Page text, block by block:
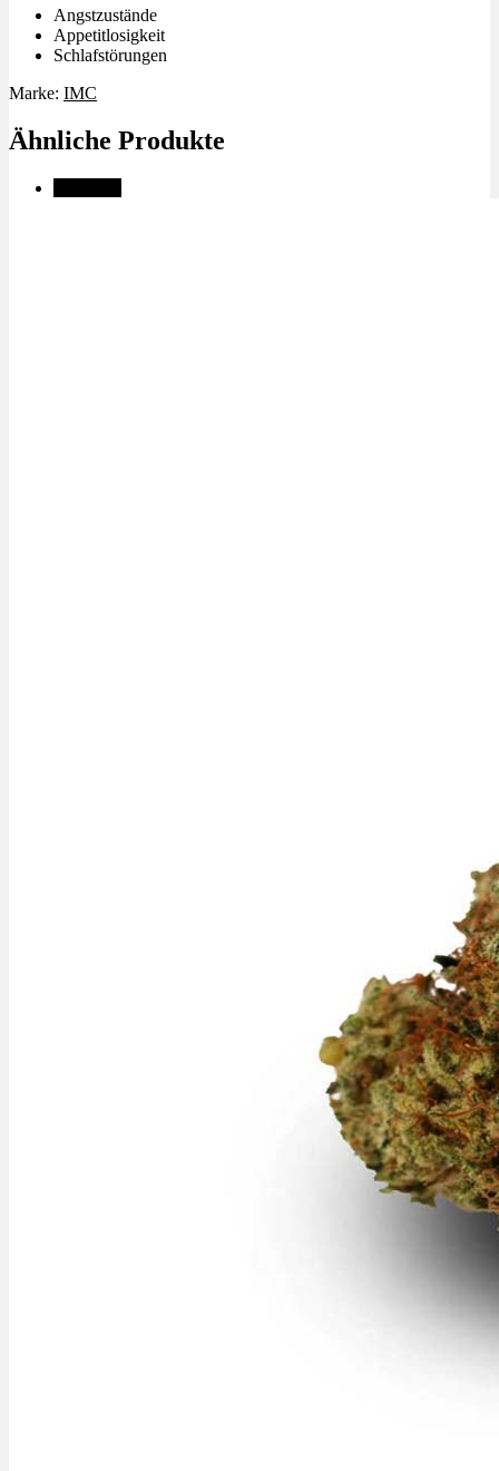
Angstzustände
Appetitlosigkeit
Schlafstörungen
Marke: IMC
Ähnliche Produkte